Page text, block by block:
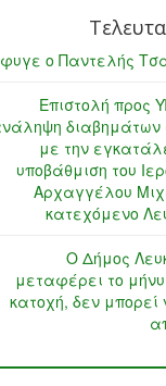
ο Παντελής
Επιστολή προς
διαβημάτων
με την
υποβάθμιση του
Αρχαγγέλου
κατεχόμενο
Ο Δήμος
μεταφέρει το
κατοχή, δεν μπορεί